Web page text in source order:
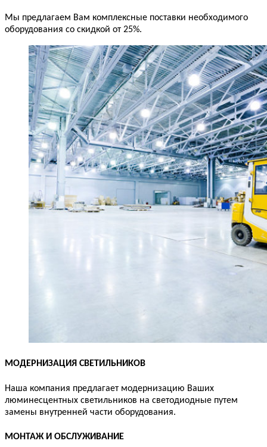
Мы предлагаем Вам комплексные поставки необходимого
оборудования со скидкой от 25%.
МОДЕРНИЗАЦИЯ СВЕТИЛЬНИКОВ
Наша компания предлагает модернизацию Ваших
люминесцентных светильников на светодиодные путем
замены внутренней части оборудования.
МОНТАЖ И ОБСЛУЖИВАНИЕ